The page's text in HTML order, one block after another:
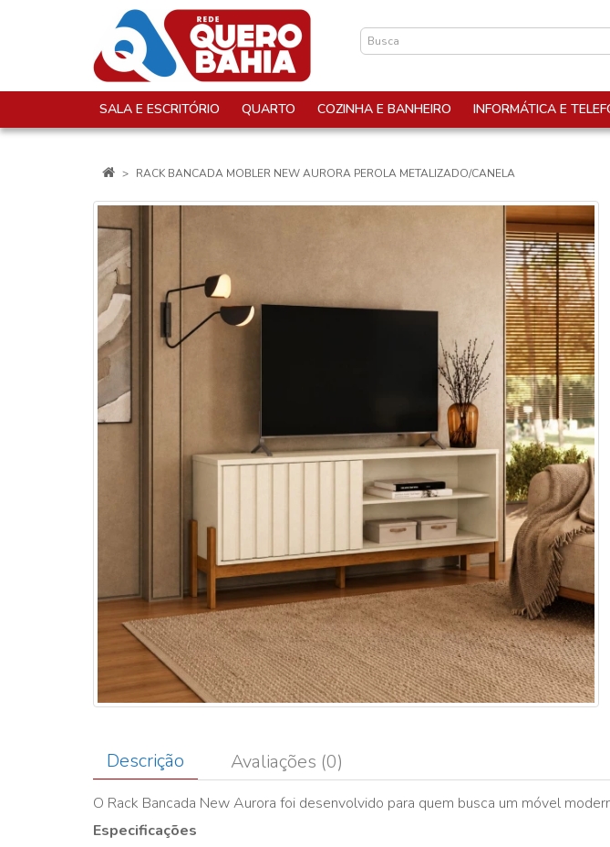
SALA E ESCRITÓRIO QUARTO COZINHA E BANHEIRO INFORMÁTICA E
RACK BANCADA MOBLER NEW AURORA PEROLA METALIZADO/CANELA
Descrição Avaliações (0)
O Rack Bancada New Aurora foi desenvolvido para quem busca um móvel
Especificações